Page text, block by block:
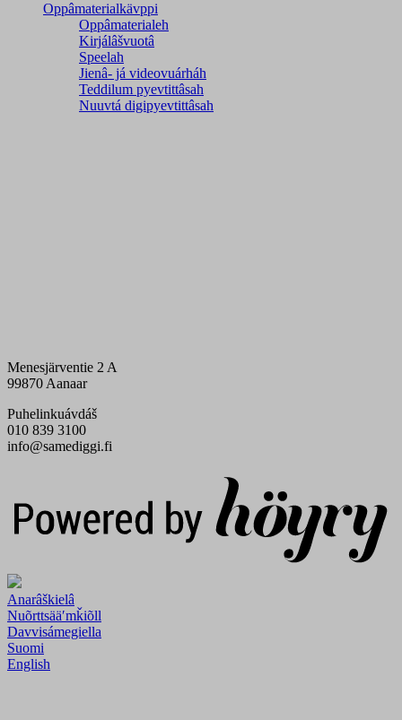
Oppâmaterialkävppi
Oppâmaterialeh
Kirjálâšvuotâ
Speelah
Jienâ- já videovuárháh
Teddilum pyevtittâsah
Nuuvtá digipyevtittâsah
Menesjärventie 2 A
99870 Aanaar
Puhelinkuávdáš
010 839 3100
info@samediggi.fi
Anarâškielâ
Nuõrttsääʹmǩiõll
Davvisámegiella
Suomi
English